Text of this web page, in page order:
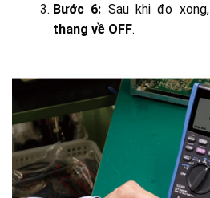
Bước 6: Sau khi đo xong,
thang về OFF.